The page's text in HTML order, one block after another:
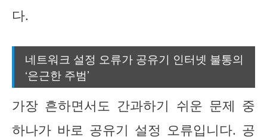
다.
네트워크 설정 오류가 공유기 인터넷 불통의
‘은근한 주범’
가장 흔하면서도 간과하기 쉬운 문제 중
하나가 바로 공유기 설정 오류입니다. 공